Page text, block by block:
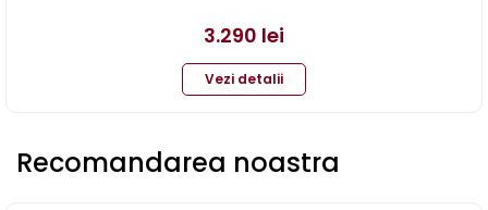
3.290 lei
Vezi detalii
Recomandarea noastra